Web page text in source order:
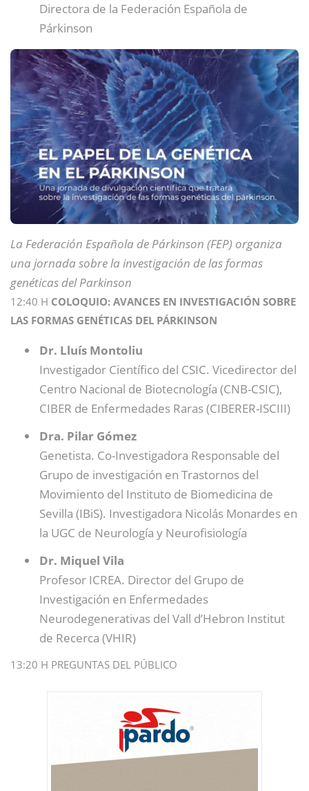
Directora de la Federación Española de
Párkinson
La Federación Española de Párkinson (FEP) organiza
una jornada sobre la investigación de las formas
genéticas del Parkinson
12:40 H COLOQUIO: AVANCES EN INVESTIGACIÓN SOBRE
LAS FORMAS GENÉTICAS DEL PÁRKINSON
Dr. Lluís Montoliu
Investigador Científico del CSIC. Vicedirector del
Centro Nacional de Biotecnología (CNB-CSIC),
CIBER de Enfermedades Raras (CIBERER-ISCIII)
Dra. Pilar Gómez
Genetista. Co-Investigadora Responsable del
Grupo de investigación en Trastornos del
Movimiento del Instituto de Biomedicina de
Sevilla (IBiS). Investigadora Nicolás Monardes en
la UGC de Neurología y Neurofisiología
Dr. Miquel Vila
Profesor ICREA. Director del Grupo de
Investigación en Enfermedades
Neurodegenerativas del Vall d’Hebron Institut
de Recerca (VHIR)
13:20 H PREGUNTAS DEL PÚBLICO